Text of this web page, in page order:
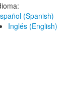
(Spanish)
Inglés (English)